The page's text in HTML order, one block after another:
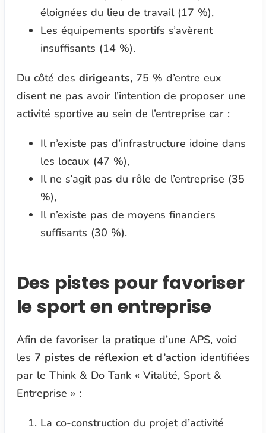
éloignées du lieu de travail (17 %),
Les équipements sportifs s’avèrent
insuffisants (14 %).
Du côté des dirigeants, 75 % d’entre eux
disent ne pas avoir l’intention de proposer une
activité sportive au sein de l’entreprise car :
Il n’existe pas d’infrastructure idoine dans
les locaux (47 %),
Il ne s’agit pas du rôle de l’entreprise (35
%),
Il n’existe pas de moyens financiers
suffisants (30 %).
Des pistes pour favoriser
le sport en entreprise
Afin de favoriser la pratique d’une APS, voici
les 7 pistes de réflexion et d’action identifiées
par le Think & Do Tank « Vitalité, Sport &
Entreprise » :
La co-construction du projet d’activité